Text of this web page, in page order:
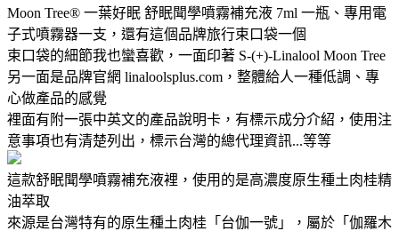
Moon Tree® 一葉好眠 舒眠聞學噴霧補充液 7ml 一瓶、專用電
子式噴霧器一支，還有這個品牌旅行束口袋一個
束口袋的細節我也蠻喜歡，一面印著 S-(+)-Linalool Moon Tree
另一面是品牌官網 linaloolsplus.com，整體給人一種低調、專
心做產品的感覺
裡面有附一張中英文的產品說明卡，有標示成分介紹，使用注
意事項也有清楚列出，標示台灣的總代理資訊...等等
這款舒眠聞學噴霧補充液裡，使用的是高濃度原生種土肉桂精
油萃取
來源是台灣特有的原生種土肉桂「台伽一號」，屬於「伽羅木